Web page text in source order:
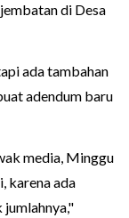
di Desa
ada tambahan
adendum baru
media, Minggu
karena ada
jumlahnya,"